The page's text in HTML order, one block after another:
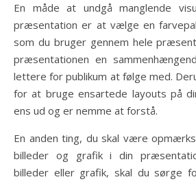
En måde at undgå manglende
præsentation er at vælge en
som du bruger gennem hele
præsentationen en
lettere for publikum at følge med.
for at bruge ensartede layouts på
ens ud og er nemme at forstå.
En anden ting, du skal være
billeder og grafik i din
billeder eller grafik, skal du sørge